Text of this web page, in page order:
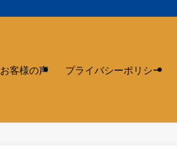
お客様の声 プライバシーポリシー